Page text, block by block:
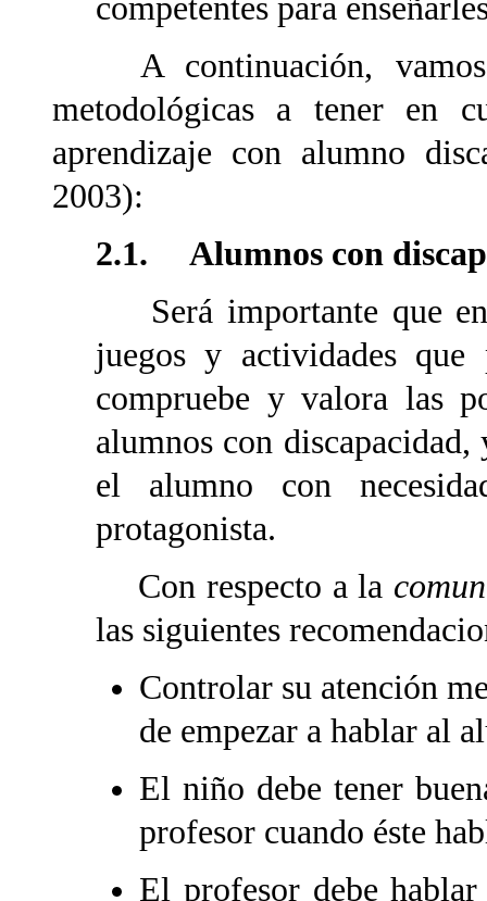
competentes para
A continuación, vamos
metodológicas a tener en
aprendizaje con alumno
2003):
2.1. Alumnos con
Será importante que en
juegos y actividades
compruebe y valora las
alumnos con
el alumno con
protagonista.
Con respecto a la
las siguientes
Controlar su atención
de empezar a hablar al
El niño debe tener
profesor cuando éste
El profesor debe